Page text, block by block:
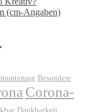
(cm-Angaben)
Besondere
Corona-